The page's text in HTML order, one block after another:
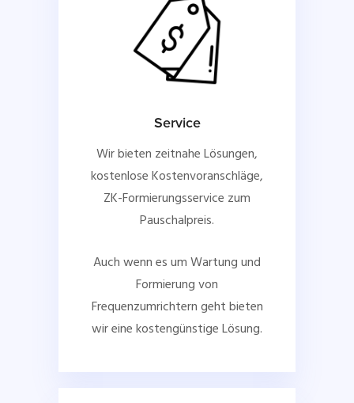
Service
Wir bieten zeitnahe Lösungen,
kostenlose Kostenvoranschläge,
ZK-Formierungsservice zum
Pauschalpreis.
Auch wenn es um Wartung und
Formierung von
Frequenzumrichtern geht bieten
wir eine kostengünstige Lösung.